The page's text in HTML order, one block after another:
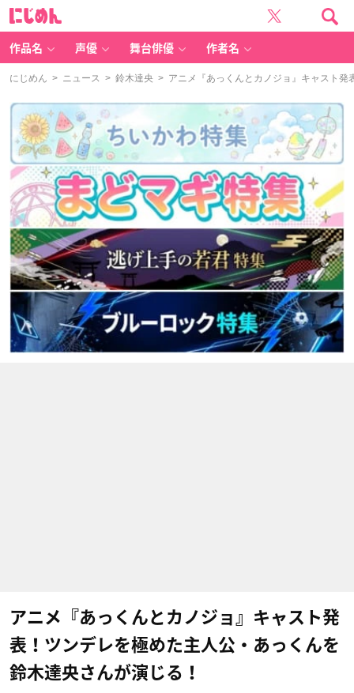
作品名 声優 舞台俳優 作者名
にじめん > ニュース > 鈴木達央 > アニメ『あっくんとカノジョ』キャスト発
アニメ『あっくんとカノジョ』キャスト発
表！ツンデレを極めた主人公・あっくんを
鈴木達央さんが演じる！